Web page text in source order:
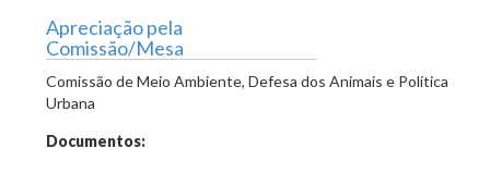
Apreciação pela
Comissão/Mesa
Comissão de Meio Ambiente, Defesa dos Animais e Política
Urbana
Documentos: